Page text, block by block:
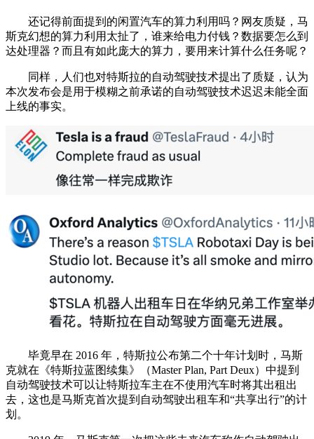
还记得前面提到的闲置汽车的算力利用吗？网友质疑，马
斯克幻想的算力利用太扯了，谁来给电力付钱？数据要怎么到
达处理器？而且有如此庞大的算力，要用来计算什么任务呢？
同样，人们也对特斯拉的自动驾驶技术提出了质疑，认为
本次发布会是用于模糊之前承诺的自动驾驶技术迟迟未能全面
上线的事实。
毕竟早在 2016 年，特斯拉公布第二个十年计划时，马斯
克就在《特斯拉蓝图续集》（Master Plan, Part Deux）中提到
自动驾驶技术可以让特斯拉车主在不使用汽车时将其出租出
去，这也是马斯克首次提到自动驾驶出租车和“共享出行”的计
划。